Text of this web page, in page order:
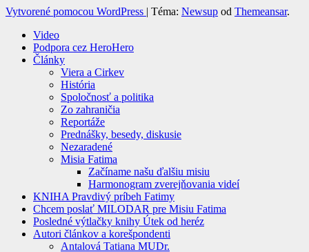
Vytvorené pomocou WordPress | Téma: Newsup od Themeansar.
Video
Podpora cez HeroHero
Články
Viera a Cirkev
História
Spoločnosť a politika
Zo zahraničia
Reportáže
Prednášky, besedy, diskusie
Nezaradené
Misia Fatima
Začíname našu ďalšiu misiu
Harmonogram zverejňovania videí
KNIHA Pravdivý príbeh Fatimy
Chcem poslať MILODAR pre Misiu Fatima
Posledné výtlačky knihy Útek od heréz
Autori článkov a korešpondenti
Antalová Tatiana MUDr.